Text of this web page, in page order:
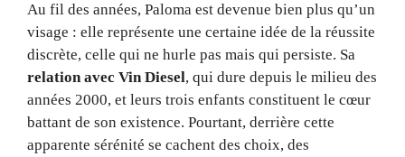
Au fil des années, Paloma est devenue bien plus qu’un
visage : elle représente une certaine idée de la réussite
discrète, celle qui ne hurle pas mais qui persiste. Sa
relation avec Vin Diesel, qui dure depuis le milieu des
années 2000, et leurs trois enfants constituent le cœur
battant de son existence. Pourtant, derrière cette
apparente sérénité se cachent des choix, des